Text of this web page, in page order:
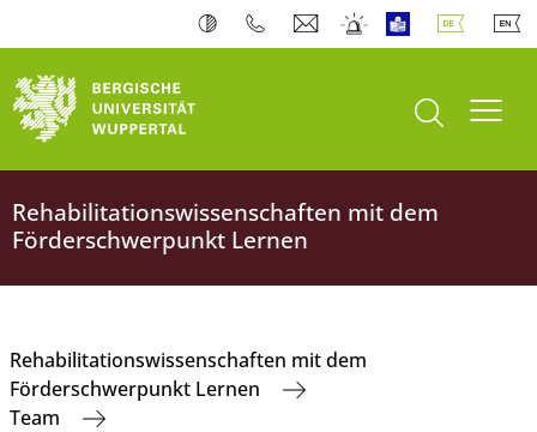
Suche öffnen
Rehabilitationswissenschaften mit dem
Förderschwerpunkt Lernen
Rehabilitationswissenschaften mit dem
Förderschwerpunkt Lernen
Team